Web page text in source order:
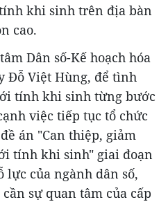
khi sinh trên địa bàn
cao.
Dân số-Kế hoạch hóa
Đỗ Việt Hùng, để tình
tính khi sinh từng bước
việc tiếp tục tổ chức
án "Can thiệp, giảm
tính khi sinh" giai đoạn
lực của ngành dân số,
sự quan tâm của cấp